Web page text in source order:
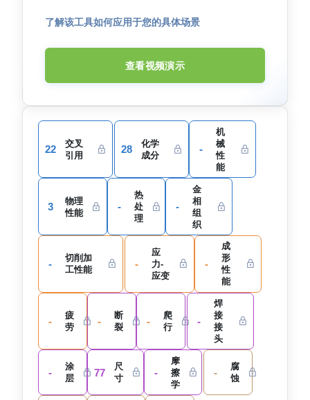
了解该工具如何应用于您的具体场景
查看视频演示
22
交叉
引用
28
化学
成分
-
机
械
性
能
3
物理
性能
-
热
处
理
-
金
相
组
织
-
切削加
工性能
-
应
力-
应变
-
成
形
性
能
-
疲
劳
-
断
裂
-
爬
行
-
焊
接
接
头
-
涂
层
77
尺
寸
-
摩
擦
学
-
腐
蚀